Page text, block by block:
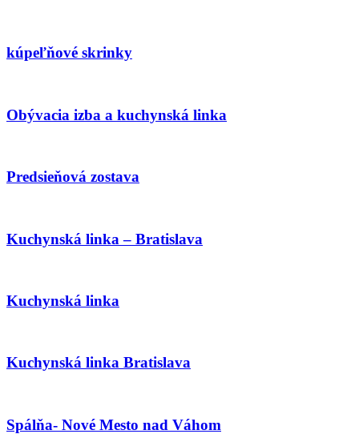
kúpeľňové skrinky
Obývacia izba a kuchynská linka
Predsieňová zostava
Kuchynská linka – Bratislava
Kuchynská linka
Kuchynská linka Bratislava
Spálňa- Nové Mesto nad Váhom